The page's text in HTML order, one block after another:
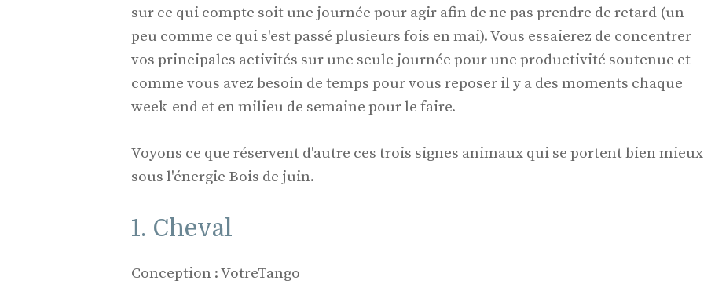
sur ce qui compte soit une journée pour agir afin de ne pas prendre de retard (un
peu comme ce qui s'est passé plusieurs fois en mai). Vous essaierez de concentrer
vos principales activités sur une seule journée pour une productivité soutenue et
comme vous avez besoin de temps pour vous reposer il y a des moments chaque
week-end et en milieu de semaine pour le faire.
Voyons ce que réservent d'autre ces trois signes animaux qui se portent bien mieux
sous l'énergie Bois de juin.
1. Cheval
Conception : VotreTango